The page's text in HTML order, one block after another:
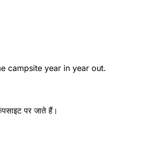
campsite year in year out.
पर जाते हैं।